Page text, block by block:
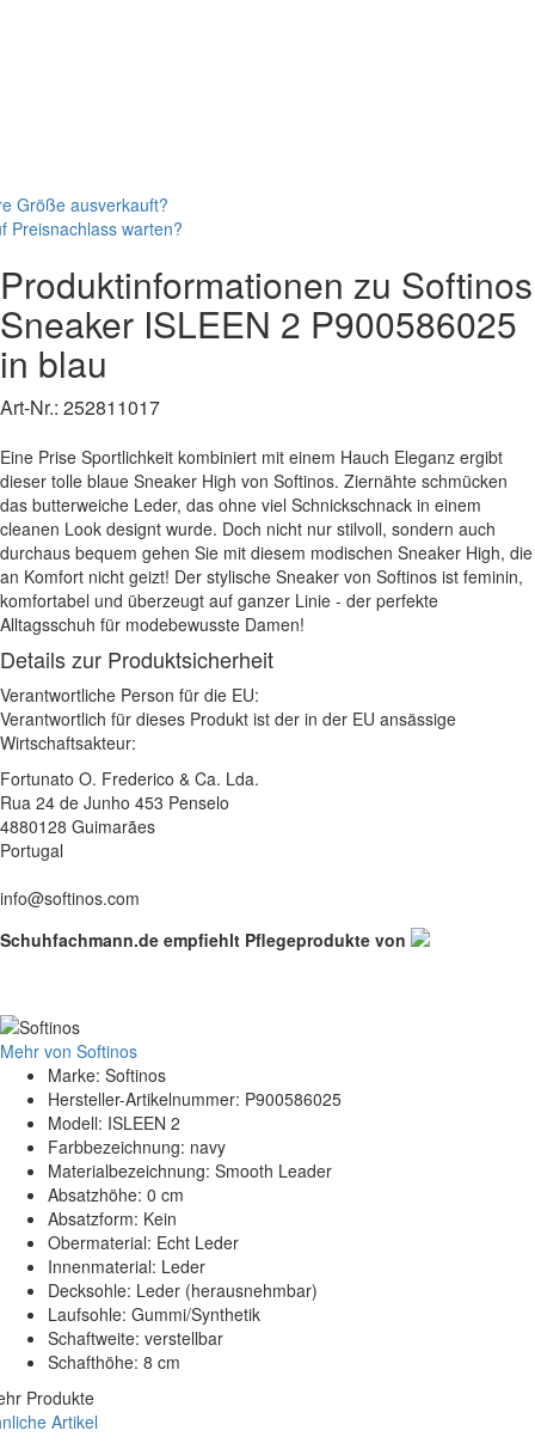
Größe ausverkauft?
Preisnachlass warten?
Produktinformationen zu Softinos
Sneaker ISLEEN 2 P900586025
in blau
Art-Nr.: 252811017
Eine Prise Sportlichkeit kombiniert mit einem Hauch Eleganz ergibt
dieser tolle blaue Sneaker High von Softinos. Ziernähte schmücken
das butterweiche Leder, das ohne viel Schnickschnack in einem
cleanen Look designt wurde. Doch nicht nur stilvoll, sondern auch
durchaus bequem gehen Sie mit diesem modischen Sneaker High, die
an Komfort nicht geizt! Der stylische Sneaker von Softinos ist feminin,
komfortabel und überzeugt auf ganzer Linie - der perfekte
Alltagsschuh für modebewusste Damen!
Details zur Produktsicherheit
Verantwortliche Person für die EU:
Verantwortlich für dieses Produkt ist der in der EU ansässige
Wirtschaftsakteur:
Fortunato O. Frederico & Ca. Lda.
Rua 24 de Junho 453 Penselo
4880128 Guimarães
Portugal
info@softinos.com
Schuhfachmann.de empfiehlt Pflegeprodukte von
Mehr von Softinos
Marke: Softinos
Hersteller-Artikelnummer: P900586025
Modell: ISLEEN 2
Farbbezeichnung: navy
Materialbezeichnung: Smooth Leader
Absatzhöhe: 0 cm
Absatzform: Kein
Obermaterial: Echt Leder
Innenmaterial: Leder
Decksohle: Leder (herausnehmbar)
Laufsohle: Gummi/Synthetik
Schaftweite: verstellbar
Schafthöhe: 8 cm
Produkte
Artikel